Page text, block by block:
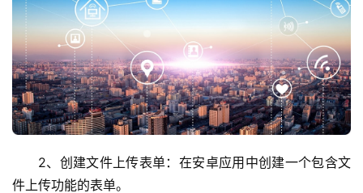
2、创建文件上传表单：在安卓应用中创建一个包含文
件上传功能的表单。